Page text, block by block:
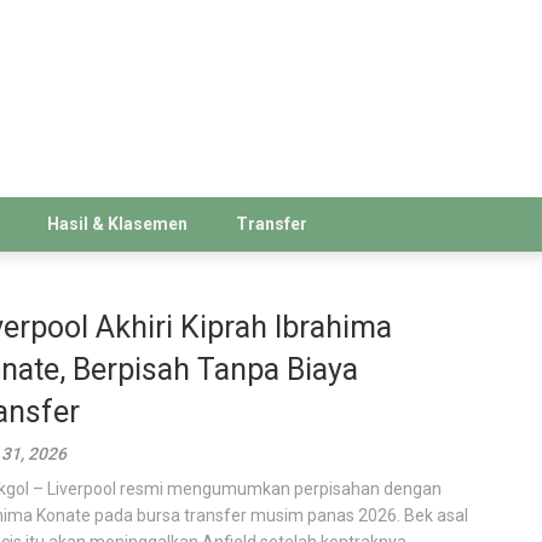
Hasil & Klasemen Transfer
Akhiri Kiprah Ibrahima
Berpisah Tanpa Biaya
2026
– Liverpool resmi mengumumkan perpisahan dengan
Konate pada bursa transfer musim panas 2026. Bek asal